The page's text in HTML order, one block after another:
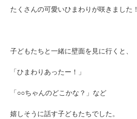
たくさんの可愛いひまわりが咲きました！
子どもたちと一緒に壁面を見に行くと、
「ひまわりあったー！」
「○○ちゃんのどこかな？」など
嬉しそうに話す子どもたちでした。